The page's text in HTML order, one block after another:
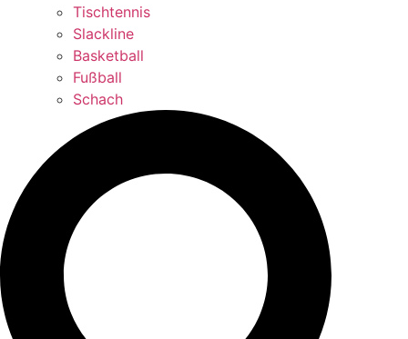
Tischtennis
Slackline
Basketball
Fußball
Schach